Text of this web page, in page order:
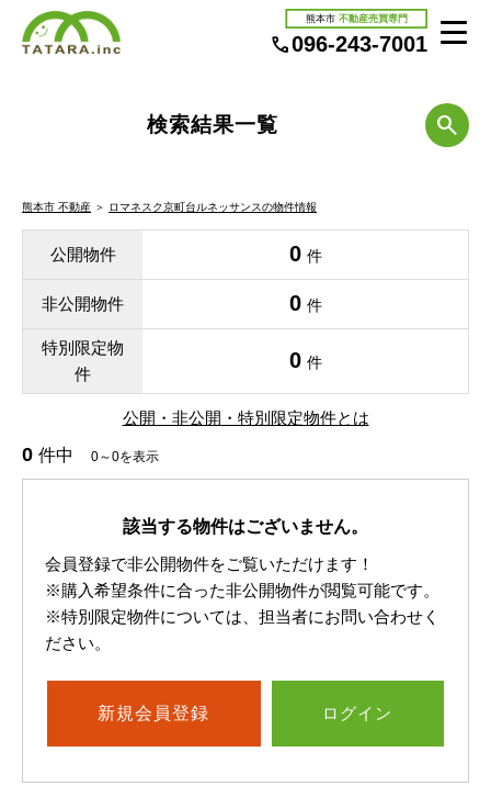
熊本市 不動産売買専門
096-243-7001
検索結果一覧
熊本市 不動産 ＞ ロマネスク京町台ルネッサンスの物件情報
公開物件 0 件
非公開物件 0 件
特別限定物
件
0 件
公開・非公開・特別限定物件とは
0 件中 0～0を表示
該当する物件はございません。
会員登録で非公開物件をご覧いただけます！
※購入希望条件に合った非公開物件が閲覧可能です。
※特別限定物件については、担当者にお問い合わせく
ださい。
新規会員登録 ログイン